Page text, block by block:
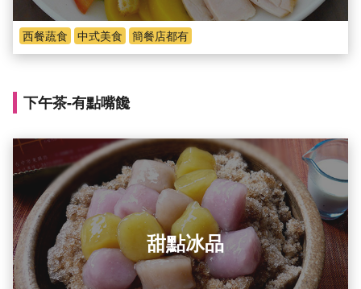
西餐蔬食 中式美食 簡餐店都有
下午茶-有點嘴饞
甜點冰品